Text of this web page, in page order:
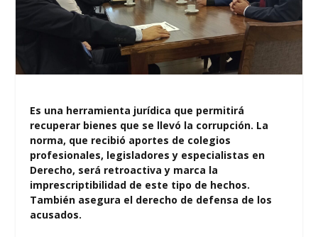
Es una herramienta jurídica que permitirá
recuperar bienes que se llevó la corrupción. La
norma, que recibió aportes de colegios
profesionales, legisladores y especialistas en
Derecho, será retroactiva y marca la
imprescriptibilidad de este tipo de hechos.
También asegura el derecho de defensa de los
acusados.